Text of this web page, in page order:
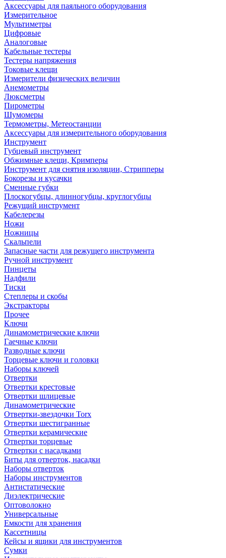
Аксессуары для паяльного оборудования
Измерительное
Мультиметры
Цифровые
Аналоговые
Кабельные тестеры
Тестеры напряжения
Токовые клещи
Измерители физических величин
Анемометры
Люксметры
Пирометры
Шумомеры
Термометры, Метеостанции
Аксессуары для измерительного оборудования
Инструмент
Губцевый инструмент
Обжимные клещи, Кримперы
Инструмент для снятия изоляции, Стрипперы
Бокорезы и кусачки
Сменные губки
Плоскогубцы, длинногубцы, круглогубцы
Режущий инструмент
Кабелерезы
Ножи
Ножницы
Скальпели
Запасные части для режущего инструмента
Ручной инструмент
Пинцеты
Надфили
Тиски
Степлеры и скобы
Экстракторы
Прочее
Ключи
Динамометрические ключи
Гаечные ключи
Разводные ключи
Торцевые ключи и головки
Наборы ключей
Отвертки
Отвертки крестовые
Отвертки шлицевые
Динамометрические
Отвертки-звездочки Torx
Отвертки шестигранные
Отвертки керамические
Отвертки торцевые
Отвертки с насадками
Биты для отверток, насадки
Наборы отверток
Наборы инструментов
Антистатические
Диэлектрические
Оптоволокно
Универсальные
Емкости для хранения
Кассетницы
Кейсы и ящики для инструментов
Сумки